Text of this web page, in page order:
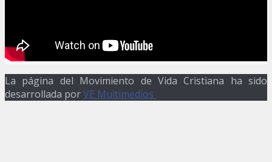
La página del Movimiento de Vida Cristiana ha sido
desarrollada porVE Multimedios